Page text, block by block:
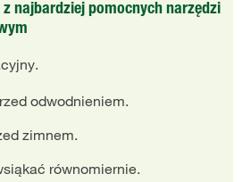
z najbardziej pomocnych narzędzi
odwodnieniem.
zimnem.
równomiernie.